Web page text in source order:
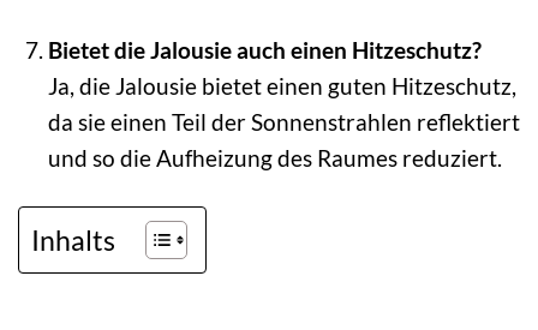
Bietet die Jalousie auch einen Hitzeschutz?
Ja, die Jalousie bietet einen guten Hitzeschutz,
da sie einen Teil der Sonnenstrahlen reflektiert
und so die Aufheizung des Raumes reduziert.
Inhalts